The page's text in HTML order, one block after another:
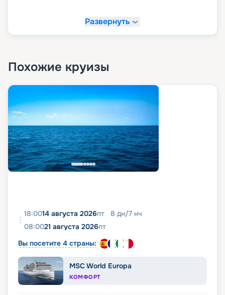
Развернуть
Похожие круизы
18:0014 августа 2026пт 8 дн/7 нч
08:0021 августа 2026пт
Вы посетите 4 страны:
MSC World Europa
КОМФОРТ